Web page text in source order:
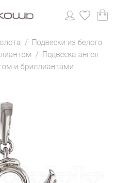
/ Подвески из белого
/ Подвеска ангел
и бриллиантами